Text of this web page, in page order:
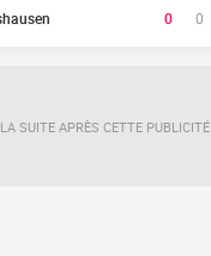
0 0
LA SUITE APRÈS CETTE PUBLICITÉ